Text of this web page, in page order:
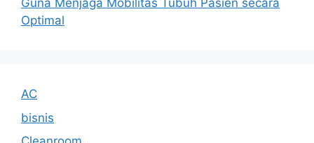
Guna Menjaga Mobilitas Tubuh Pasien secara
Optimal
AC
bisnis